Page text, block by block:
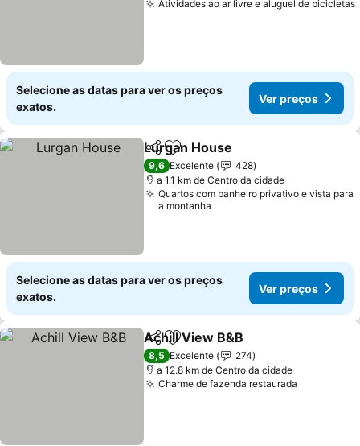
Atividades ao ar livre e aluguel de bicicletas
Selecione as datas para ver os preços
exatos.
Ver preços
PartilharAdicionar aos favoritos
Lurgan House
9,6 Excelente
428
a 1.1 km de Centro da cidade
Quartos com banheiro privativo e vista para
a montanha
Selecione as datas para ver os preços
exatos.
Ver preços
PartilharAdicionar aos favoritos
Achill View B&B
8,5 Excelente
274
a 12.8 km de Centro da cidade
Charme de fazenda restaurada